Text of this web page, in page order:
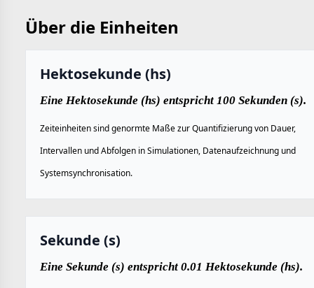
Über die Einheiten
Hektosekunde (hs)
Eine Hektosekunde (hs) entspricht 100 Sekunden (s).
Zeiteinheiten sind genormte Maße zur Quantifizierung von Dauer,
Intervallen und Abfolgen in Simulationen, Datenaufzeichnung und
Systemsynchronisation.
Sekunde (s)
Eine Sekunde (s) entspricht 0.01 Hektosekunde (hs).